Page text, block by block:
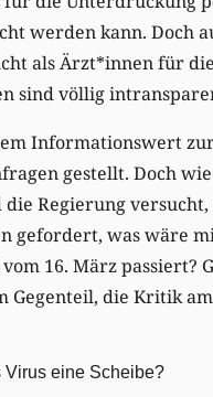
werden kann. Doch
als Ärzt*innen für die
sind völlig
Informationswert
gestellt. Doch
Regierung versucht,
gefordert, was wäre
16. März passiert?
Gegenteil, die Kritik
Virus eine Scheibe?